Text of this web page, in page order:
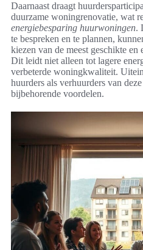
Daarnaast draagt
duurzame woningrenovatie, wat
energiebesparing huurwoningen.
te bespreken en te plannen,
kiezen van de meest geschikte
Dit leidt niet alleen tot lagere
verbeterde woningkwaliteit.
huurders als verhuurders van
bijbehorende voordelen.